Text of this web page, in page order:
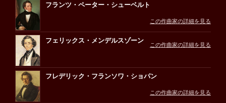
フランツ・ペーター・シューベルト
この作曲家の詳細を見る
フェリックス・メンデルスゾーン
この作曲家の詳細を見る
フレデリック・フランソワ・ショパン
この作曲家の詳細を見る